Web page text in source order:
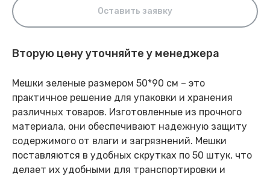
Оставить заявку
Вторую цену уточняйте у менеджера
Мешки зеленые размером 50*90 см – это
практичное решение для упаковки и хранения
различных товаров. Изготовленные из прочного
материала, они обеспечивают надежную защиту
содержимого от влаги и загрязнений. Мешки
поставляются в удобных скрутках по 50 штук, что
делает их удобными для транспортировки и